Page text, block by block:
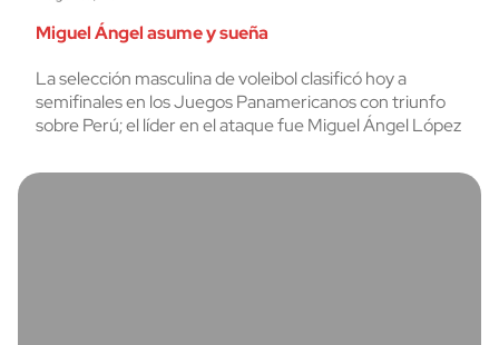
Miguel Ángel asume y sueña
La selección masculina de voleibol clasificó hoy a
semifinales en los Juegos Panamericanos con triunfo
sobre Perú; el líder en el ataque fue Miguel Ángel López